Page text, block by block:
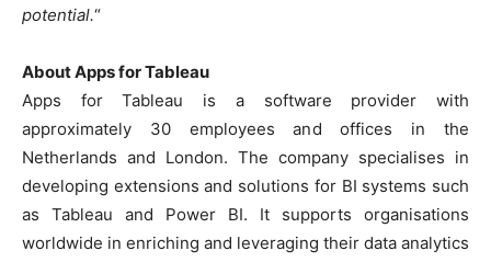
potential.“
About Apps for Tableau
Apps for Tableau is a software provider with
approximately 30 employees and offices in the
Netherlands and London. The company specialises in
developing extensions and solutions for BI systems such
as Tableau and Power BI. It supports organisations
worldwide in enriching and leveraging their data analytics